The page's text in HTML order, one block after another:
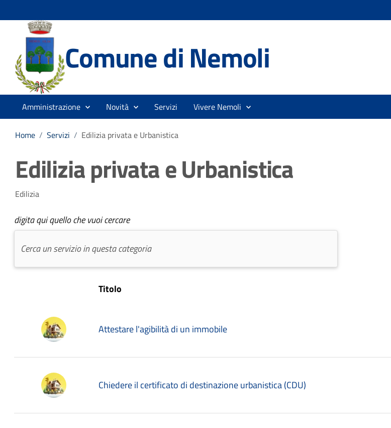
Comune di Nemoli
Amministrazione Novità Servizi Vivere Nemoli
Home / Servizi / Edilizia privata e Urbanistica
Edilizia privata e Urbanistica
Edilizia
digita qui quello che vuoi cercare
Titolo
Attestare l'agibilità di un immobile
Chiedere il certificato di destinazione urbanistica (CDU)